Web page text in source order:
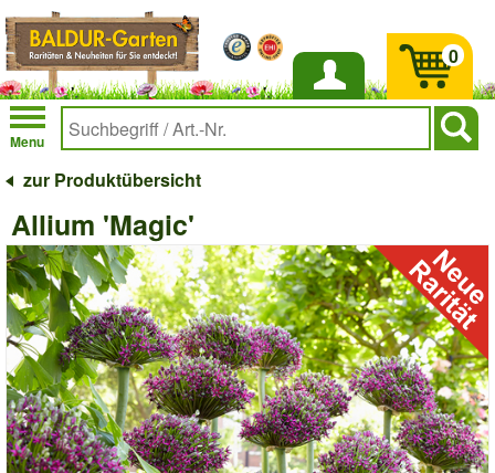
Anmelden
Menu
0
zur Produktübersicht
Allium 'Magic'